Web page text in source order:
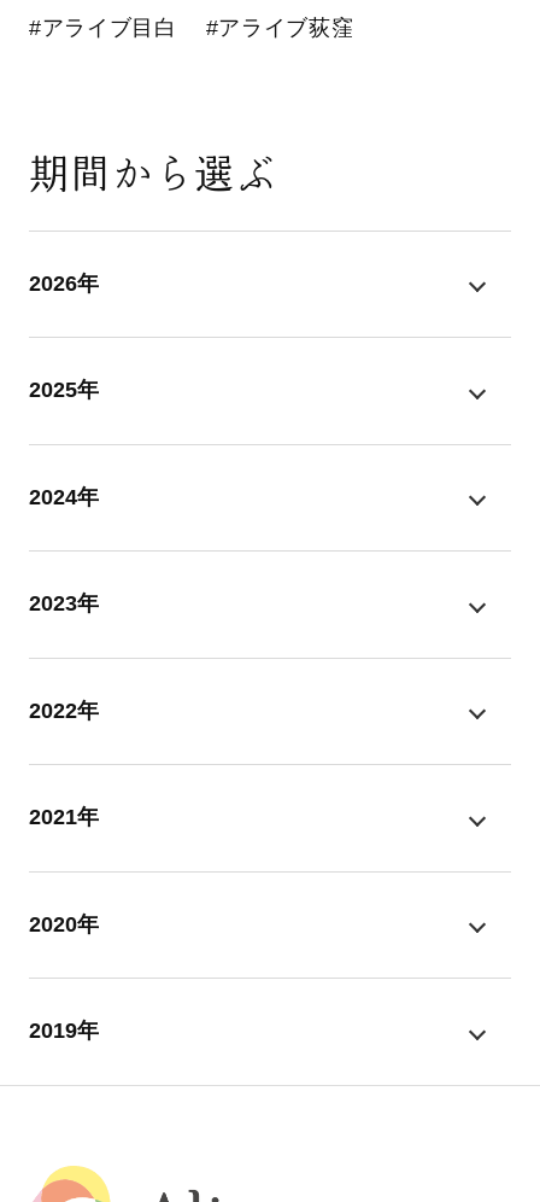
#アライブ目白 #アライブ荻窪
期間から選ぶ
2026年
2025年
2024年
2023年
2022年
2021年
2020年
2019年